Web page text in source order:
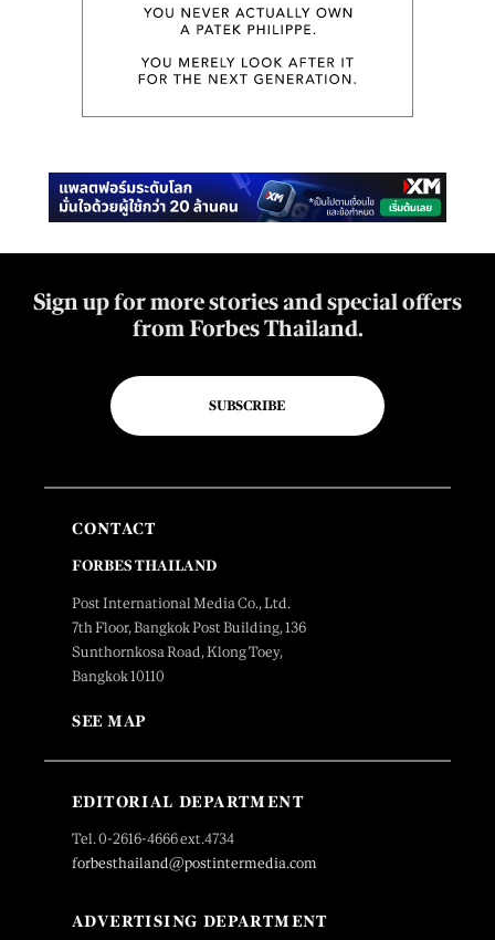
Sign up for more stories and special offers
from Forbes Thailand.
SUBSCRIBE
CONTACT
FORBES THAILAND
Post International Media Co., Ltd.
7th Floor, Bangkok Post Building, 136
Sunthornkosa Road, Klong Toey,
Bangkok 10110
SEE MAP
EDITORIAL DEPARTMENT
Tel. 0-2616-4666 ext.4734
forbesthailand@postintermedia.com
ADVERTISING DEPARTMENT